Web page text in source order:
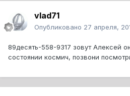
vlad71
Опубликовано 27 апреля,
89десять-558-9317 зовут Алексей
состоянии космич, позвони